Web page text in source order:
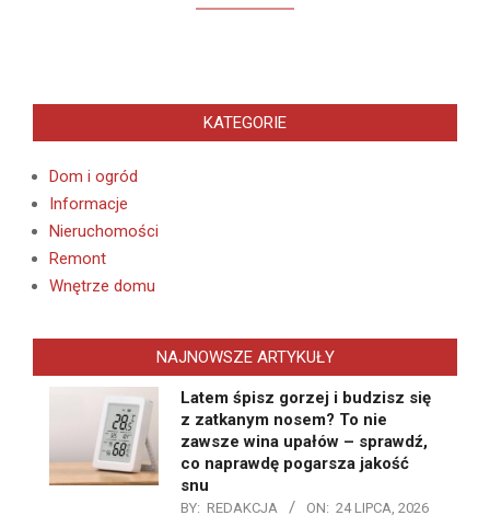
KATEGORIE
Dom i ogród
Informacje
Nieruchomości
Remont
Wnętrze domu
NAJNOWSZE ARTYKUŁY
Latem śpisz gorzej i budzisz się
z zatkanym nosem? To nie
zawsze wina upałów – sprawdź,
co naprawdę pogarsza jakość
snu
BY: REDAKCJA ON: 24 LIPCA, 2026